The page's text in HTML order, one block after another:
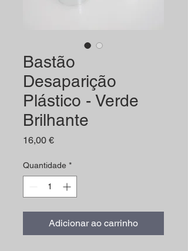
Bastão
Desaparição
Plástico - Verde
Brilhante
16,00 €Preço
Quantidade *
Adicionar ao carrinho